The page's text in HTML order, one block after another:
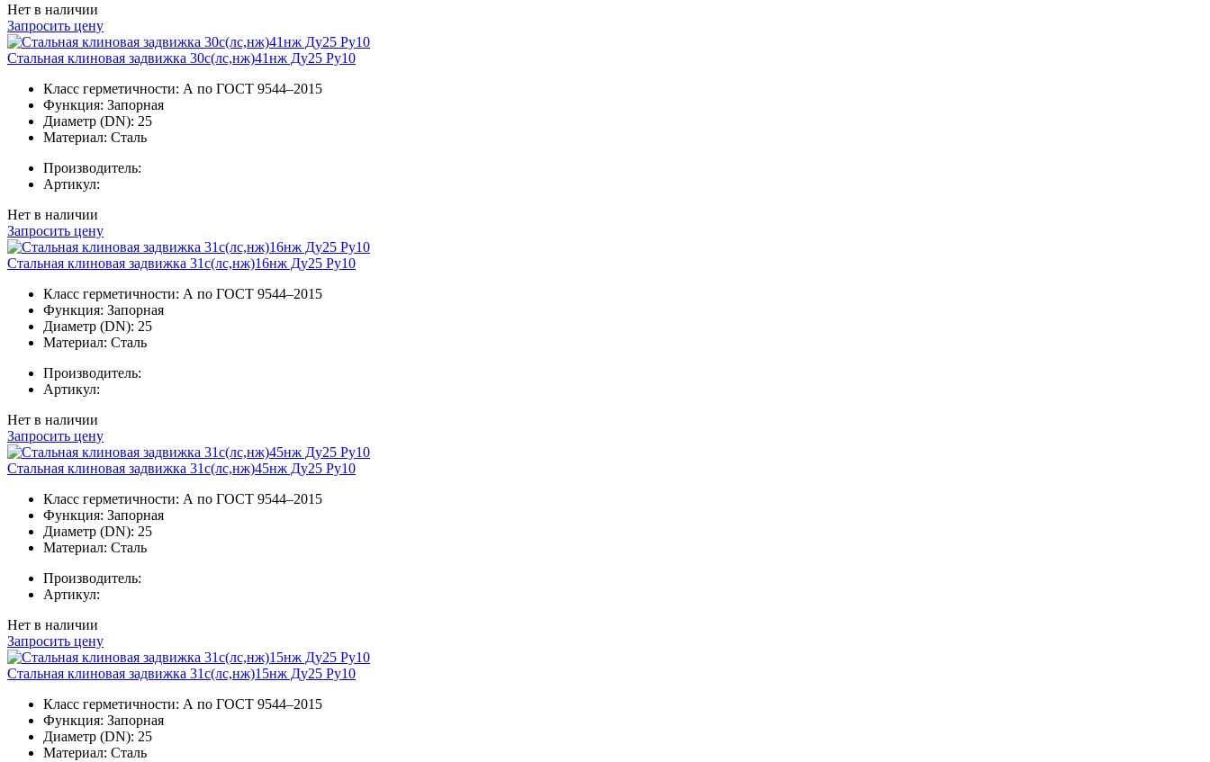
Нет в наличии
Запросить цену
Стальная клиновая задвижка 30с(лс,нж)41нж Ду25 Ру10
Класс герметичности: А по ГОСТ 9544–2015
Функция: Запорная
Диаметр (DN): 25
Материал: Сталь
Производитель:
Артикул:
Нет в наличии
Запросить цену
Стальная клиновая задвижка 31с(лс,нж)16нж Ду25 Ру10
Класс герметичности: А по ГОСТ 9544–2015
Функция: Запорная
Диаметр (DN): 25
Материал: Сталь
Производитель:
Артикул:
Нет в наличии
Запросить цену
Стальная клиновая задвижка 31с(лс,нж)45нж Ду25 Ру10
Класс герметичности: А по ГОСТ 9544–2015
Функция: Запорная
Диаметр (DN): 25
Материал: Сталь
Производитель:
Артикул:
Нет в наличии
Запросить цену
Стальная клиновая задвижка 31с(лс,нж)15нж Ду25 Ру10
Класс герметичности: А по ГОСТ 9544–2015
Функция: Запорная
Диаметр (DN): 25
Материал: Сталь